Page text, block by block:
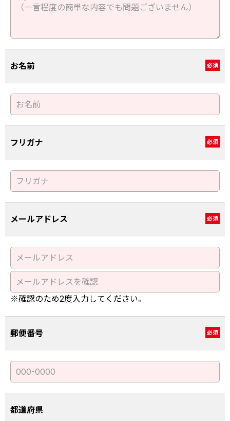
お名前 必須
フリガナ 必須
メールアドレス 必須
※確認のため2度入力してください。
郵便番号 必須
都道府県